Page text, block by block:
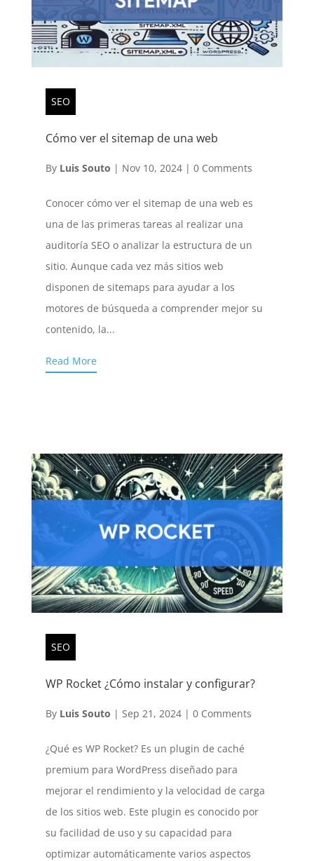
SEO
Cómo ver el sitemap de una web
By Luis Souto | Nov 10, 2024| 0 Comments
Conocer cómo ver el sitemap de una web es
una de las primeras tareas al realizar una
auditoría SEO o analizar la estructura de un
sitio. Aunque cada vez más sitios web
disponen de sitemaps para ayudar a los
motores de búsqueda a comprender mejor su
contenido, la...
Read More
SEO
WP Rocket ¿Cómo instalar y configurar?
By Luis Souto | Sep 21, 2024| 0 Comments
¿Qué es WP Rocket? Es un plugin de caché
premium para WordPress diseñado para
mejorar el rendimiento y la velocidad de carga
de los sitios web. Este plugin es conocido por
su facilidad de uso y su capacidad para
optimizar automáticamente varios aspectos